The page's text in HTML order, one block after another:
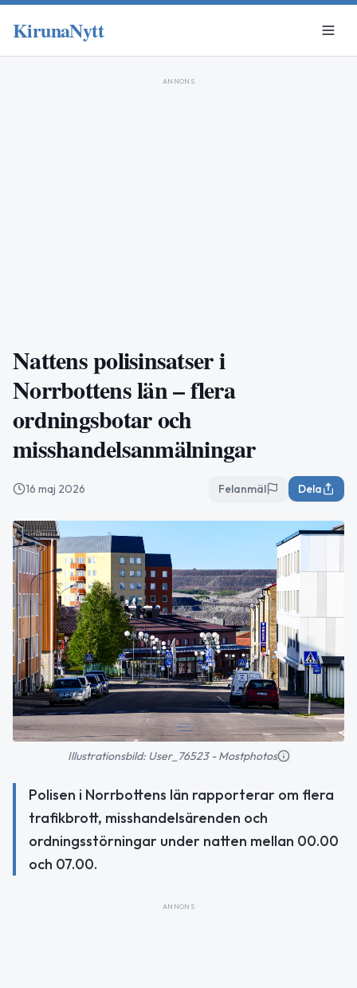
KirunaNytt
ANNONS
Nattens polisinsatser i
Norrbottens län – flera
ordningsbotar och
misshandelsanmälningar
16 maj 2026 Felanmäl Dela
Illustrationsbild: User_76523 - Mostphotos
Polisen i Norrbottens län rapporterar om flera
trafikbrott, misshandelsärenden och
ordningsstörningar under natten mellan 00.00
och 07.00.
ANNONS